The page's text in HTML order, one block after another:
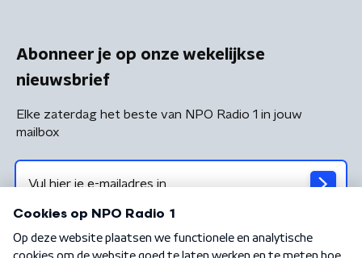
Abonneer je op onze wekelijkse
nieuwsbrief
Elke zaterdag het beste van NPO Radio 1 in jouw
mailbox